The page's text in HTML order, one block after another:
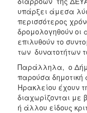
υπάρξει άμεσα
περισσότερος
δρομολογηθούν οι
επιλυθούν το
των δυνατοτήτων
Παράλληλα, ο
παρούσα δημοτική
Ηρακλείου έχουν
διαχωρίζονται
ή άλλου είδους